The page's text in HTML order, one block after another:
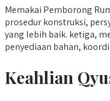
Memakai Pemborong
prosedur konstruksi,
yang lebih baik. ketiga,
penyediaan bahan,
Keahlian